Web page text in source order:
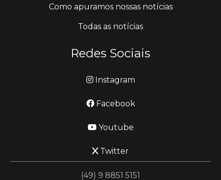
Como apuramos nossas notícias
Todas as notícias
Redes Sociais
Instagram
Facebook
Youtube
Twitter
(49) 9 8851 5151